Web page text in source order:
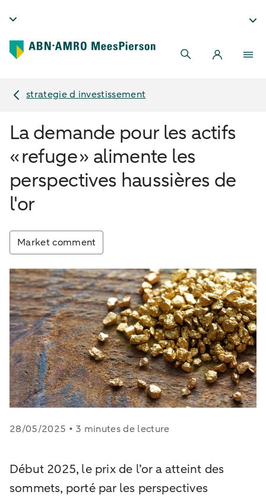
strategie d investissement
La demande pour les actifs
« refuge » alimente les
perspectives haussières de
l'or
Market comment
28/05/2025 • 3 minutes de lecture
Début 2025, le prix de l’or a atteint des
sommets, porté par les perspectives